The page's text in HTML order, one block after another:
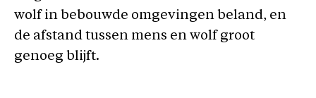
wolf in bebouwde omgevingen beland, en
de afstand tussen mens en wolf groot
genoeg blijft.